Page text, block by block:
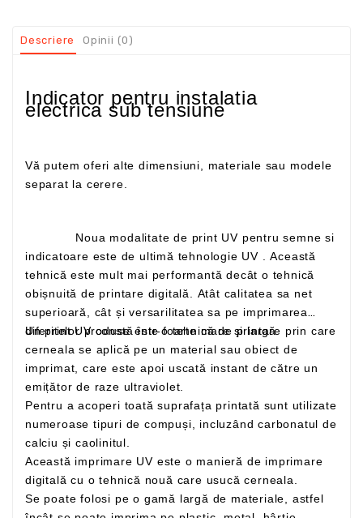
Descriere Opinii (0)
Indicator pentru instalatia
electrica sub tensiune
Vă putem oferi alte dimensiuni, materiale sau modele
separat la cerere.
indicatoare este de ultimă tehnologie UV . Această
tehnică este mult mai performantă decât o tehnică
obișnuită de printare digitală. Atât calitatea sa net
superioară, cât și versarilitatea sa pe imprimarea
diferitelor produse este foarte mare și largă
Un print UV constă într-o tehnică de printare prin care
cerneala se aplică pe un material sau obiect de
imprimat, care este apoi uscată instant de către un
emițător de raze ultraviolet.
Pentru a acoperi toată suprafața printată sunt utilizate
numeroase tipuri de compuși, incluzând carbonatul de
calciu și caolinitul.
Această imprimare UV este o manieră de imprimare
digitală cu o tehnică nouă care usucă cerneala.
Se poate folosi pe o gamă largă de materiale, astfel